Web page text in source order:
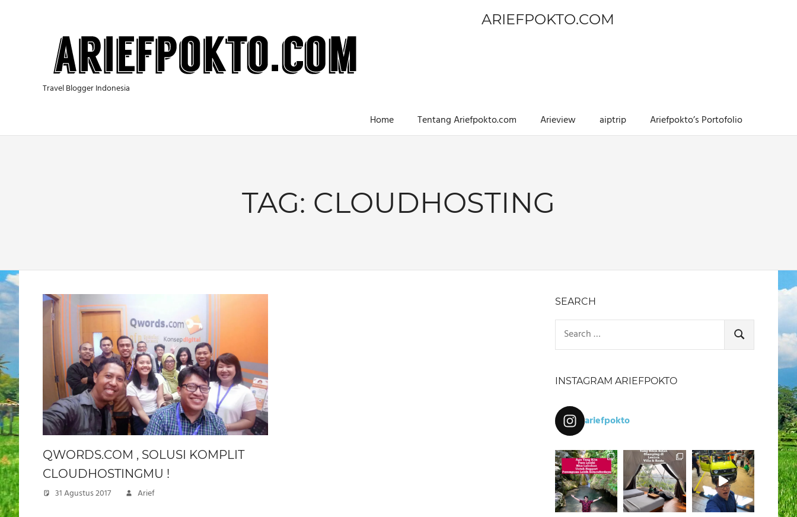
ARIEFPOKTO.COM
Travel Blogger Indonesia
Home Tentang Ariefpokto.com Arieview aiptrip Ariefpokto’s Portofolio
TAG: CLOUDHOSTING
QWORDS.COM , SOLUSI KOMPLIT
CLOUDHOSTINGMU !
31 Agustus 2017 Arief
SEARCH
Search
for:
SEARCH
INSTAGRAM ARIEFPOKTO
ariefpokto